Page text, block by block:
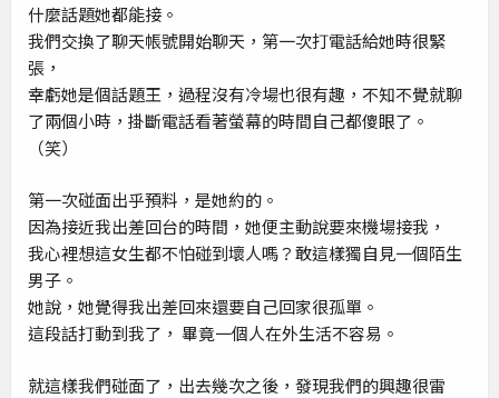
什麼話題她都能接。
我們交換了聊天帳號開始聊天，第一次打電話給她時很緊
張，
幸虧她是個話題王，過程沒有冷場也很有趣，不知不覺就聊
了兩個小時，掛斷電話看著螢幕的時間自己都傻眼了。
（笑）
第一次碰面出乎預料，是她約的。
因為接近我出差回台的時間，她便主動說要來機場接我，
我心裡想這女生都不怕碰到壞人嗎？敢這樣獨自見一個陌生
男子。
她說，她覺得我出差回來還要自己回家很孤單。
這段話打動到我了， 畢竟一個人在外生活不容易。
就這樣我們碰面了，出去幾次之後，發現我們的興趣很雷